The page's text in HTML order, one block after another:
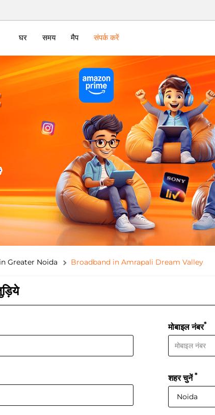
घर समय मैप संपर्क करें
Greater Noida Broadband in Amrapali Dream Valley
मोबाइल नंबर*
शहर चुनें*